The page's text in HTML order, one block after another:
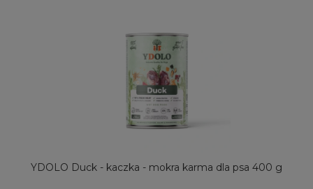
YDOLO Duck - kaczka - mokra karma dla psa 400 g